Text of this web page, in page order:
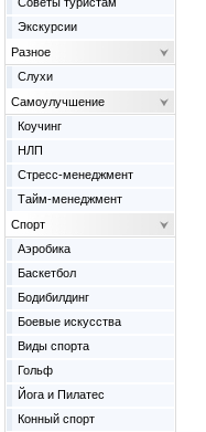
Экскурсии
Разное
Слухи
Самоулучшение
Коучинг
НЛП
Стресс-менеджмент
Тайм-менеджмент
Спорт
Аэробика
Баскетбол
Бодибилдинг
Боевые искусства
Виды спорта
Гольф
Йога и Пилатес
Конный спорт